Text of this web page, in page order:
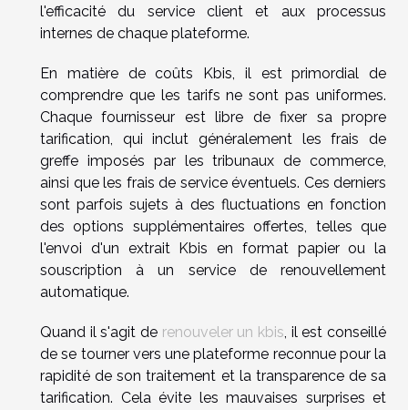
l'efficacité du service client et aux processus
internes de chaque plateforme.
En matière de coûts Kbis, il est primordial de
comprendre que les tarifs ne sont pas uniformes.
Chaque fournisseur est libre de fixer sa propre
tarification, qui inclut généralement les frais de
greffe imposés par les tribunaux de commerce,
ainsi que les frais de service éventuels. Ces derniers
sont parfois sujets à des fluctuations en fonction
des options supplémentaires offertes, telles que
l'envoi d'un extrait Kbis en format papier ou la
souscription à un service de renouvellement
automatique.
Quand il s'agit de renouveler un kbis, il est conseillé
de se tourner vers une plateforme reconnue pour la
rapidité de son traitement et la transparence de sa
tarification. Cela évite les mauvaises surprises et